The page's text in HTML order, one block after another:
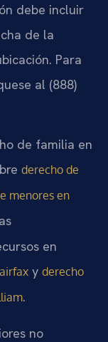
debe incluir
de la
Para
al (888)
de familia en
derecho de
menores en
en
y derecho
.
no